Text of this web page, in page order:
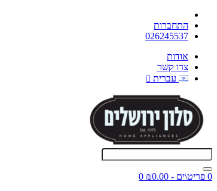
התחברות
026245537
אודות
צרו קשר
עברית
0 פריט\ים - ₪0.00
0